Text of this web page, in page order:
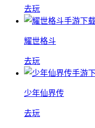
去玩
耀世格斗
去玩
少年仙界传
去玩